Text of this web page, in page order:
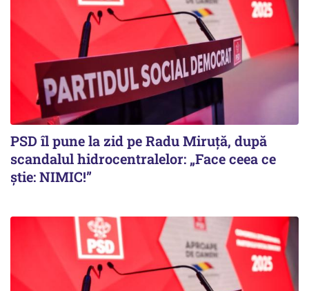
PSD îl pune la zid pe Radu Miruță, după
scandalul hidrocentralelor: „Face ceea ce
știe: NIMIC!”